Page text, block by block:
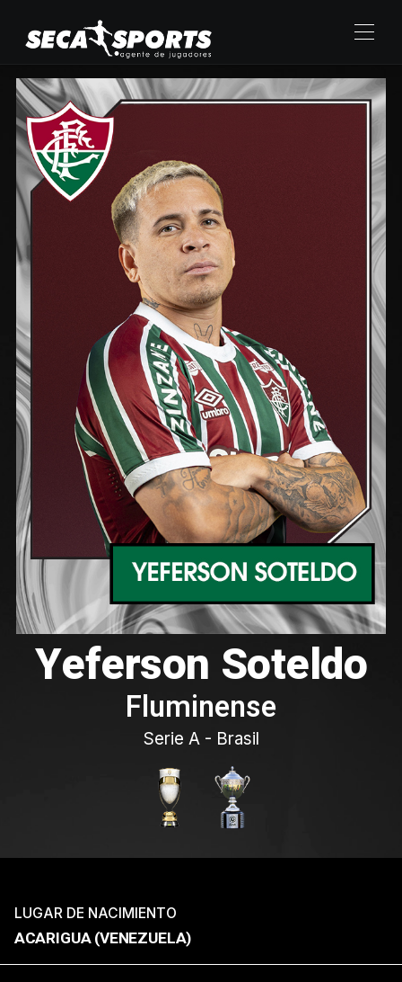
Yeferson Soteldo
Fluminense
Serie A - Brasil
LUGAR DE NACIMIENTO
ACARIGUA (VENEZUELA)